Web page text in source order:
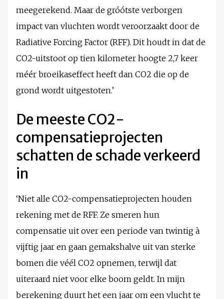
meegerekend. Maar de gróótste verborgen
impact van vluchten wordt veroorzaakt door de
Radiative Forcing Factor (RFF). Dit houdt in dat de
CO2-uitstoot op tien kilometer hoogte 2,7 keer
méér broeikaseffect heeft dan CO2 die op de
grond wordt uitgestoten.’
De meeste CO2-
compensatieprojecten
schatten de schade verkeerd
in
‘Niet alle CO2-compensatieprojecten houden
rekening met de RFF. Ze smeren hun
compensatie uit over een periode van twintig à
vijftig jaar en gaan gemakshalve uit van sterke
bomen die véél CO2 opnemen, terwijl dat
uiteraard niet voor elke boom geldt. In mijn
berekening duurt het een jaar om een vlucht te